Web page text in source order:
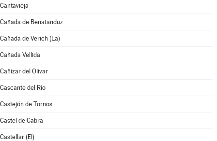
Cantavieja
Cañada de Benatanduz
Cañada de Verich (La)
Cañada Vellida
Cañizar del Olivar
Cascante del Río
Castejón de Tornos
Castel de Cabra
Castellar (El)